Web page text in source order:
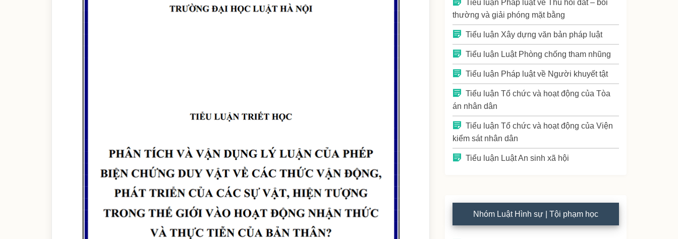
Tiểu luận Pháp luật về Thu hồi đất – bồi
thường và giải phóng mặt bằng
Tiểu luận Xây dựng văn bản pháp luật
Tiểu luận Luật Phòng chống tham nhũng
Tiểu luận Pháp luật về Người khuyết tật
Tiểu luận Tổ chức và hoạt động của Tòa
án nhân dân
Tiểu luận Tổ chức và hoạt động của Viện
kiểm sát nhân dân
Tiểu luận Luật An sinh xã hội
Nhóm Luật Hình sự | Tội phạm học